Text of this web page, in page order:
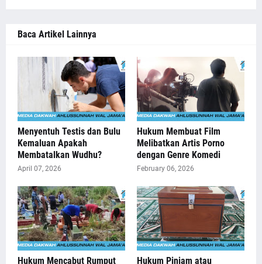
Baca Artikel Lainnya
Menyentuh Testis dan Bulu
Kemaluan Apakah
Membatalkan Wudhu?
April 07, 2026
Hukum Membuat Film
Melibatkan Artis Porno
dengan Genre Komedi
February 06, 2026
Hukum Mencabut Rumput
Hukum Pinjam atau